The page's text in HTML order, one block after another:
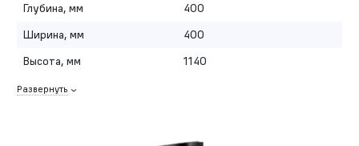
Глубина, мм
400
Ширина, мм
400
Высота, мм
1140
Развернуть